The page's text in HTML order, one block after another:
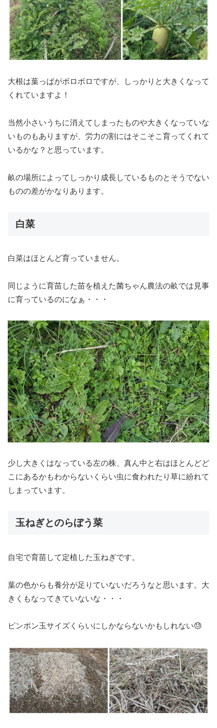
大根は葉っぱがボロボロですが、しっかりと大きくなって
くれていますよ！
当然小さいうちに消えてしまったものや大きくなっていな
いものもありますが、労力の割にはそこそこ育ってくれて
いるかな？と思っています。
畝の場所によってしっかり成長しているものとそうでない
ものの差がかなりあります。
白菜
白菜はほとんど育っていません。
同じように育苗した苗を植えた菌ちゃん農法の畝では見事
に育っているのになぁ・・・
少し大きくはなっている左の株、真ん中と右はほとんどど
こにあるかもわからないくらい虫に食われたり草に紛れて
しまっています。
玉ねぎとのらぼう菜
自宅で育苗して定植した玉ねぎです。
葉の色からも養分が足りていないだろうなと思います。大
きくもなってきていないな・・・
ピンポン玉サイズくらいにしかならないかもしれない😓